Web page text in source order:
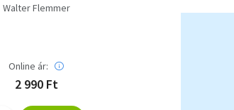
Walter Flemmer
Online ár:
2 990 Ft